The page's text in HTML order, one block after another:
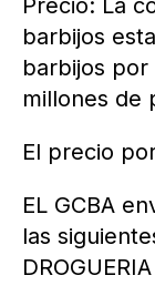
barbijos
barbijos por
millones de
El precio
EL GCBA
las